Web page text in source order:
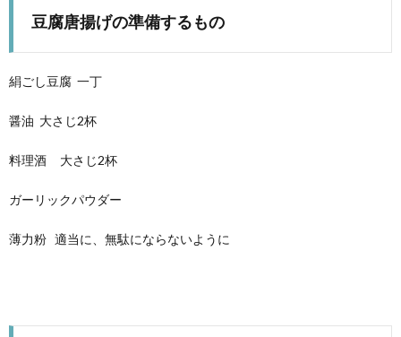
豆腐唐揚げの準備するもの
絹ごし豆腐 一丁
醤油 大さじ2杯
料理酒 大さじ2杯
ガーリックパウダー
薄力粉 適当に、無駄にならないように